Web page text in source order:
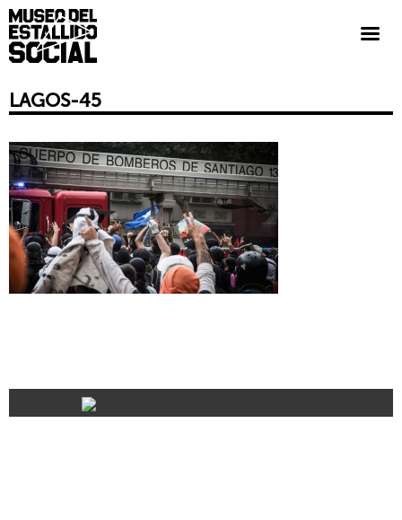
LAGOS-45